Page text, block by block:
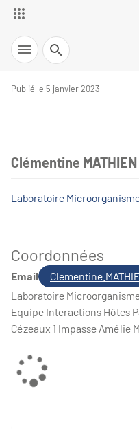
Recherche
Publié le 5 janvier 2023
Clémentine MATHIEN
Laboratoire
Coordonnées
Email
Laboratoire
Equipe Interactions Hôtes
Cézeaux 1 Impasse Amélie